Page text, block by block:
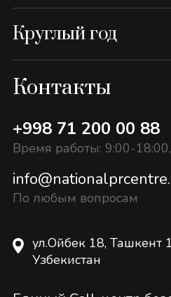
Круглый год
Контакты
+998 71 200 00 88
Время работы: 9:00-
По любым вопросам
ул.Ойбек 18, Ташкент
Узбекистан